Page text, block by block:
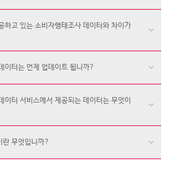
하고 있는 소비자행태조사 데이터와 차이가
이터는 언제 업데이트 됩니까?
터 서비스에서 제공되는 데이터는 무엇이
무엇입니까?